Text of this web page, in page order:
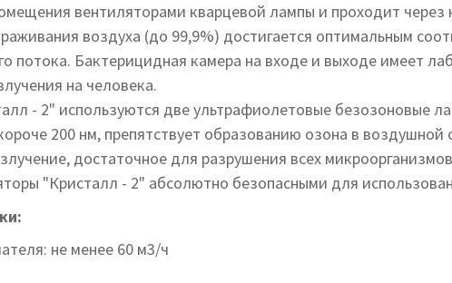
вентиляторами кварцевой лампы и проходит
воздуха (до 99,9%) достигается оптимальным
потока. Бактерицидная камера на входе и выходе имеет
на человека.
- 2" используются две ультрафиолетовые безозоновые
200 нм, препятствует образованию озона в
достаточное для разрушения всех
"Кристалл - 2" абсолютно безопасными для
не менее 60 м3/ч